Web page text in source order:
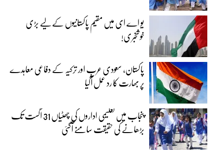
یو اے ای میں مقیم پاکستانیوں کے لیے بڑی
خوشخبری!
پاکستان، سعودی عرب اور ترکیہ کے دفاعی معاہدے
پر بھارت کا رد عمل آگیا
پنجاب میں تعلیمی اداروں کی چھٹیاں 31 اگست تک
بڑھانے کی حقیقت سامنے آگئی